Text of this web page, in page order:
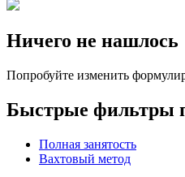
Ничего не нашлось
Попробуйте изменить
Быстрые фильтры
Полная занятость
Вахтовый метод